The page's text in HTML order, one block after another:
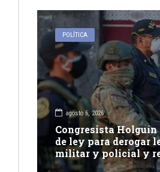
POLÍTICA
agosto 6, 2026
Congresista
de ley para derogar
militar y policial y
competencia de